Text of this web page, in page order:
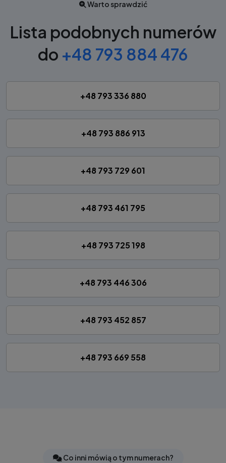
Warto sprawdzić
Lista podobnych numerów
do +48 793 884 476
+48 793 336 880
+48 793 886 913
+48 793 729 601
+48 793 461 795
+48 793 725 198
+48 793 446 306
+48 793 452 857
+48 793 669 558
Co inni mówią o tym numerach?